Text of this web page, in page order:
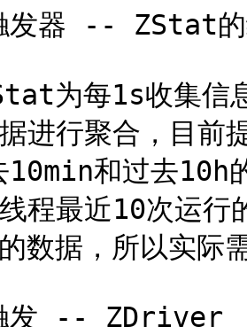
发器 -- ZStat的
为每1s收集信
进行聚合，目前
和过去10h
程最近10次运
数据，所以实际
发 -- ZDriver